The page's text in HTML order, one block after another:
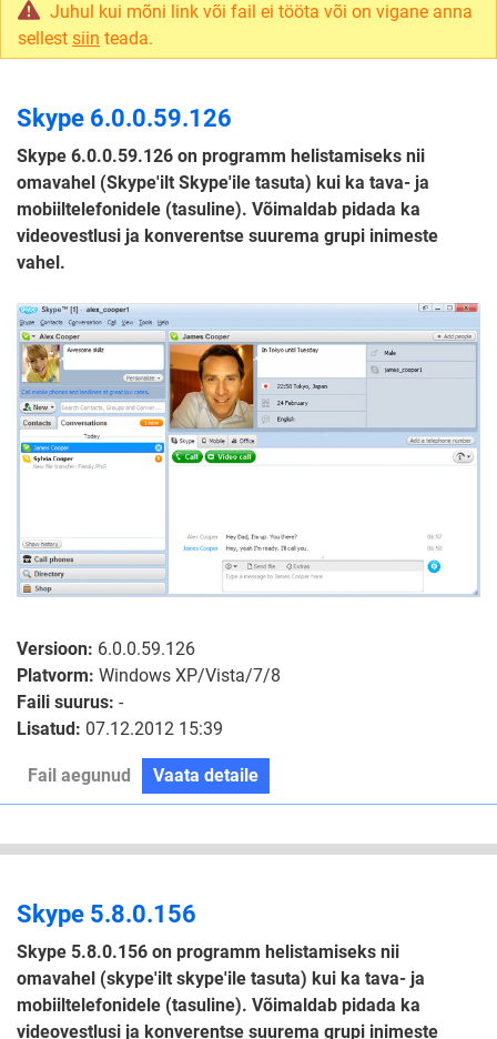
Juhul kui mõni link või fail ei tööta või on vigane anna
sellest siin teada.
Skype 6.0.0.59.126
Skype 6.0.0.59.126 on programm helistamiseks nii
omavahel (Skype'ilt Skype'ile tasuta) kui ka tava- ja
mobiiltelefonidele (tasuline). Võimaldab pidada ka
videovestlusi ja konverentse suurema grupi inimeste
vahel.
Versioon: 6.0.0.59.126
Platvorm: Windows XP/Vista/7/8
Faili suurus: -
Lisatud: 07.12.2012 15:39
Fail aegunud Vaata detaile
Skype 5.8.0.156
Skype 5.8.0.156 on programm helistamiseks nii
omavahel (skype'ilt skype'ile tasuta) kui ka tava- ja
mobiiltelefonidele (tasuline). Võimaldab pidada ka
videovestlusi ja konverentse suurema grupi inimeste